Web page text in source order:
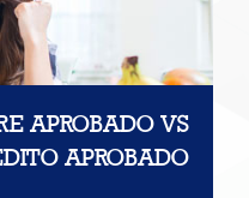
APROBADO VS
APROBADO